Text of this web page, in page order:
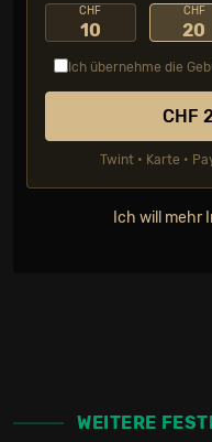
CHF
10
CHF
20
Ich übernehme die
CHF
Twint • Karte •
Ich will mehr
WEITERE